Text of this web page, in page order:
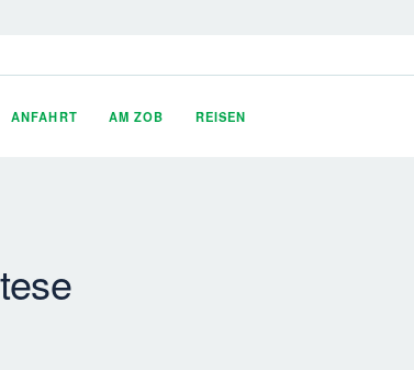
ANFAHRT AM ZOB REISEN